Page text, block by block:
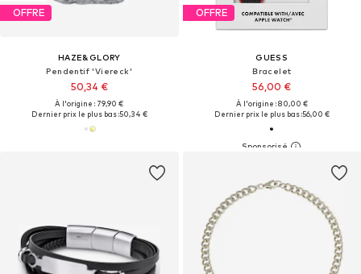
OFFRE
HAZE&GLORY
Pendentif 'Viereck'
50,34 €
À l'origine : 79,90 €
Dernier prix le plus bas :50,34 €
OFFRE
GUESS
Bracelet
56,00 €
À l'origine : 80,00 €
Dernier prix le plus bas :56,00 €